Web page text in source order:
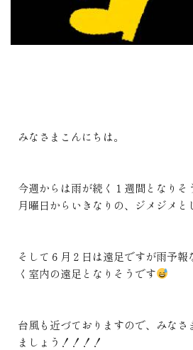
みなさまこんにちは。
今週からは雨が続く１週間となりそ
月曜日からいきなりの、ジメジメと
そして６月２日は遠足ですが雨予報
く室内の遠足となりそうです
台風も近づておりますので、みなさ
ましょう！！！！